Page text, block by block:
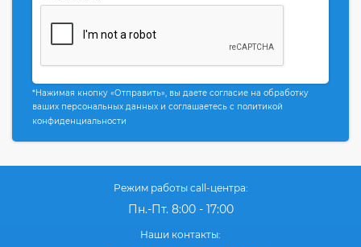
*Нажимая кнопку «Отправить», вы даете согласие на обработку
ваших персональных данных и соглашаетесь с политикой
конфиденциальности
Режим работы call-центра:
Пн.-Пт. 8:00 - 17:00
Наши контакты: